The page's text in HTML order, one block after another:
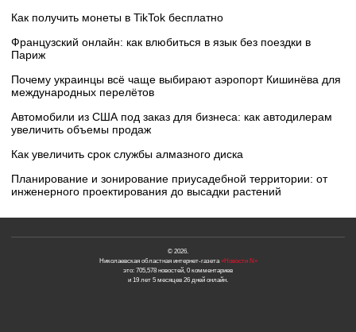
Как получить монеты в TikTok бесплатно
Французский онлайн: как влюбиться в язык без поездки в
Париж
Почему украинцы всё чаще выбирают аэропорт Кишинёва для
международных перелётов
Автомобили из США под заказ для бизнеса: как автодилерам
увеличить объемы продаж
Как увеличить срок службы алмазного диска
Планирование и зонирование приусадебной территории: от
инженерного проектирования до высадки растений
© 2026.
Николаевская областная интернет-газета «Новости N»
это: 705,578 новостей, 0 комментариев
и 19 лет 5 месяцев 26 дней онлайн.